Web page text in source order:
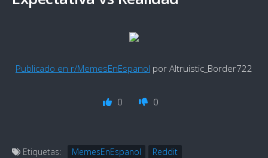
Publicado en r/MemesEnEspanol por Altruistic_Border722
0 0
Etiquetas: MemesEnEspanol Reddit